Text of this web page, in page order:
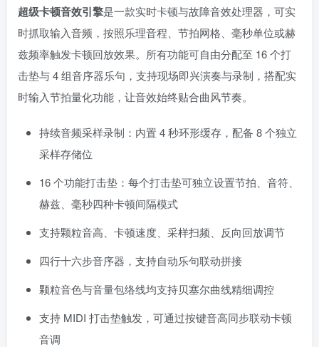
超级卡顿音效引擎是一款实时卡顿与故障音效处理器，可实
时抓取输入音频，按照乐理音程、节拍网格、毫秒单位或赫
兹频率触发卡顿回放效果。所有功能可自由分配至 16 个打
击垫与 4 组音序器乐句，支持现场即兴演奏与录制，搭配实
时输入节拍量化功能，让音效始终贴合曲风节奏。
持续音频采样录制：内置 4 秒环形缓存，配备 8 个独立
采样存储位
16 个功能打击垫：每个打击垫可独立设置节拍、音符、
赫兹、毫秒四种卡顿间隔模式
支持颗粒音高、卡顿速度、采样扫频、反向回放调节
四行十六步音序器，支持自动乐句联动拼接
颗粒音色与音量包络线均支持贝塞尔曲线精细调控
支持 MIDI 打击垫触发，可通过按键音高同步联动卡顿
音调